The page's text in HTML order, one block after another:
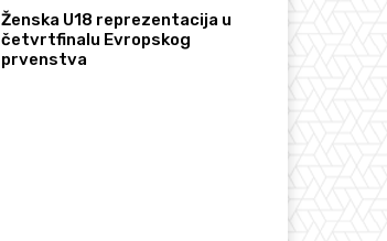
Ženska U18 reprezentacija u
četvrtfinalu Evropskog
prvenstva